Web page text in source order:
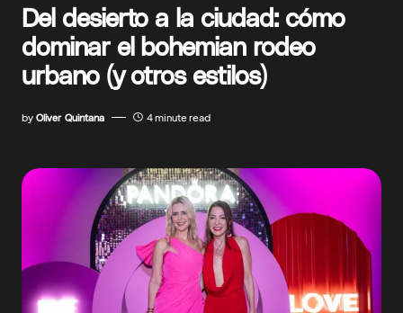
Del desierto a la ciudad: cómo
dominar el bohemian rodeo
urbano (y otros estilos)
by Oliver Quintana 4 minute read